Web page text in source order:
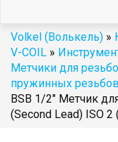
Volkel (Волькель) »
V-COIL »
Метчики для
пружинных
BSB 1/2" Метчик
(Second Lead) ISO